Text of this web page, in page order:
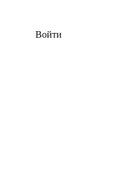
Войти